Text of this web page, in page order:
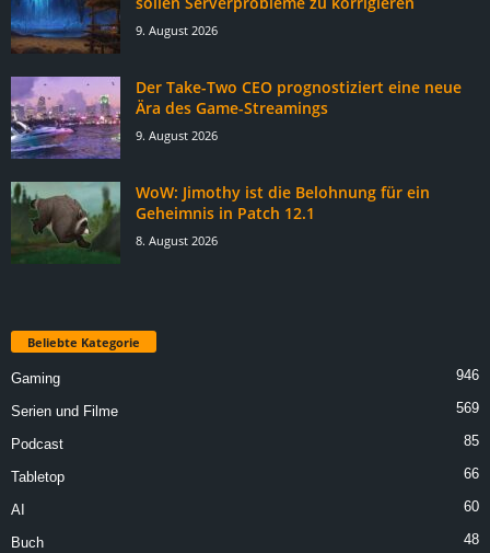
9. August 2026
Der Take-Two CEO prognostiziert eine neue
Ära des Game-Streamings
9. August 2026
WoW: Jimothy ist die Belohnung für ein
Geheimnis in Patch 12.1
8. August 2026
Beliebte Kategorie
Gaming 946
Serien und Filme 569
Podcast 85
Tabletop 66
AI 60
Buch 48